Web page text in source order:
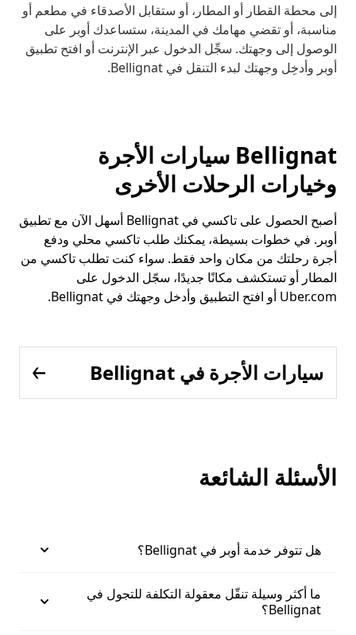
إلى محطة القطار أو المطار، أو ستقابل الأصدقاء في مطعم أو
مناسبة، أو تقضي مهامك في المدينة، ستساعدك أوبر على
الوصول إلى وجهتك. سجِّل الدخول عبر الإنترنت أو افتح تطبيق
أوبر وأدخِل وجهتك لبدء التنقل في Bellignat.
Bellignat سيارات الأجرة
وخيارات الرحلات الأخرى
أصبح الحصول على تاكسي في Bellignat أسهل الآن مع تطبيق
أوبر. في خطوات بسيطة، يمكنك طلب تاكسي محلي ودفع
أجرة رحلتك من مكان واحد فقط. سواء كنت تطلب تاكسي من
المطار أو تستكشف مكانًا جديدًا، سجّل الدخول على
Uber.com أو افتح التطبيق وأدخل وجهتك في Bellignat.
سيارات الأجرة في Bellignat
الأسئلة الشائعة
هل تتوفر خدمة أوبر في Bellignat؟
ما أكثر وسيلة تنقّل معقولة التكلفة للتجول في
Bellignat؟